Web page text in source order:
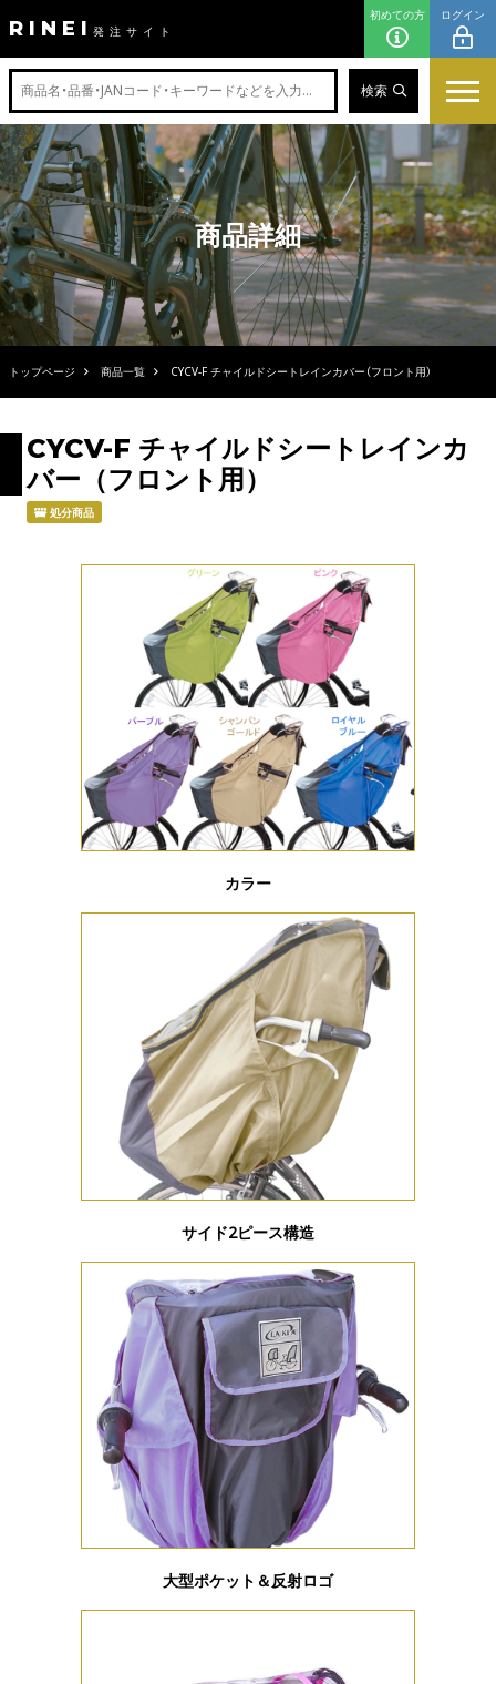
RINEI 発注サイト
初めての方 ログイン
検索
商品詳細
トップページ 商品一覧 CYCV-F チャイルドシートレインカバー（フロント用）
CYCV-F チャイルドシートレインカ
バー（フロント用）
処分商品
カラー
サイド2ピース構造
大型ポケット＆反射ロゴ